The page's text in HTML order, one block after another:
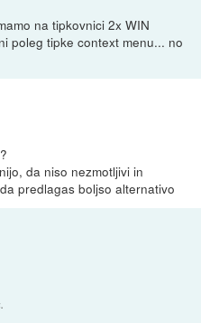
na tipkovnici 2x WIN
poleg tipke context menu... no
da niso nezmotljivi in
predlagas boljso alternativo